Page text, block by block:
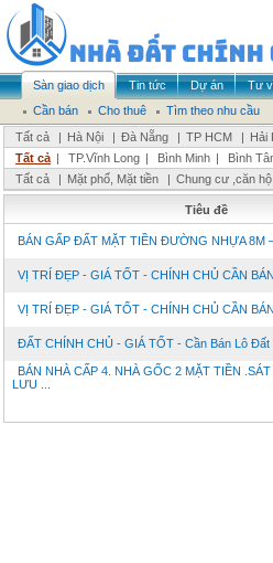
Sàn giao dịch Tin tức Dự án Tư
Cần bán
Cho thuê
Tìm theo nhu cầu
Tất cả
| Hà Nội | Đà Nẵng | TP HCM | Hải
Tất cả | TP.Vĩnh Long | Bình Minh | Bình
Tất cả
| Mặt phố, Mặt tiền | Chung cư ,căn hộ
Tiêu đề
BÁN GẤP ĐẤT MẶT TIỀN ĐƯỜNG NHỰA 8M
VỊ TRÍ ĐẸP - GIÁ TỐT - CHÍNH CHỦ CẦN
VỊ TRÍ ĐẸP - GIÁ TỐT - CHÍNH CHỦ CẦN
ĐẤT CHÍNH CHỦ - GIÁ TỐT - Cần Bán Lô Đất
BÁN NHÀ CẤP 4. NHÀ GỐC 2 MẶT TIỀN
LƯU ...